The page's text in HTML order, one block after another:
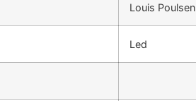
Louis Poulsen
Led